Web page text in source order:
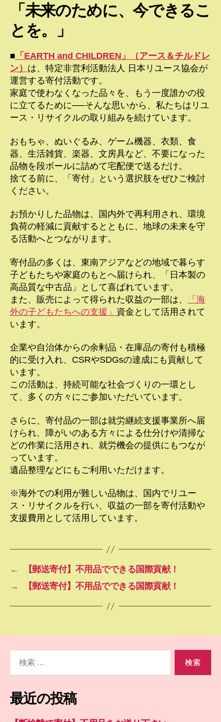
「未来のために、今できるこ
とを。」
■ 「EARTH and CHILDREN」（アース＆チルドレ
ン） は、特定非営利活動法人 日本リユース協会が
運営する寄付活動です。
家庭で使わなくなった品々を、もう一度誰かの役
に立てるために──そんな思いから、私たちはリユ
ース・リサイクルの取り組みを続けています。
おもちゃ、ぬいぐるみ、ゲーム機器、衣類、食
器、生活雑貨、楽器、文房具など、不要になった
品物を段ボールに詰めて宅配便で送るだけ。
捨てる前に、「寄付」という選択肢をぜひご検討
ください。
お預かりした品物は、国内外で再利用され、環境
負荷の軽減に貢献するとともに、地球の未来を守
る活動へとつながります。
寄付品の多くは、東南アジアなどの地域で暮らす
子どもたちや家庭のもとへ届けられ、「日本製の
高品質な中古品」として喜ばれています。
また、販売によって得られた収益の一部は、
「海
外の子どもたちへの支援」 資金として活用されて
います。
企業や自治体からの余剰品・在庫品の寄付も積極
的に受け入れ、CSRやSDGsの達成にも貢献して
います。
この活動は、持続可能な社会づくりの一環とし
て、多くの方々にご参加いただいています。
さらに、寄付品の一部は就労継続支援事業所へ届
けられ、障がいのある方々による仕分けや清掃な
どの作業に活用され、就労機会の提供にもつなが
っています。
遺品整理などにもご利用いただけます。
※海外での利用が難しい品物は、国内でリユー
ス・リサイクルを行い、収益の一部を寄付活動や
支援費用として活用しています。
←
【郵送寄付】不用品でできる国際貢献！
→
【郵送寄付】不用品でできる国際貢献！
象:
最近の投稿